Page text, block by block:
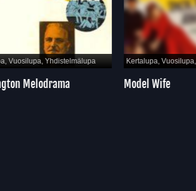
Yhdistelmälupa
Melodrama
Kertalupa, Vuosilupa,
Model Wife